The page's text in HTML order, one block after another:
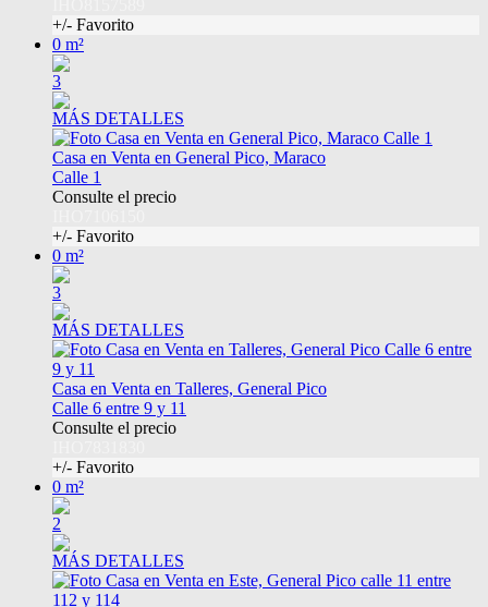
+/- Favorito
0 m²
3
MÁS DETALLES
Casa en Venta en General Pico, Maraco
Calle 1
Consulte el precio
+/- Favorito
0 m²
3
MÁS DETALLES
Casa en Venta en Talleres, General Pico
Calle 6 entre 9 y 11
Consulte el precio
+/- Favorito
0 m²
2
MÁS DETALLES